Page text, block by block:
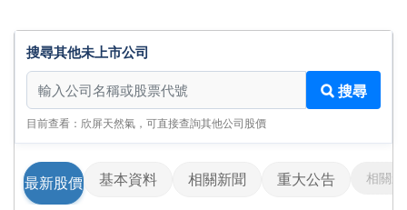
搜尋其他未上市公司
搜尋其他未上市公司
搜尋
目前查看：欣屏天然氣，可直接查詢其他公司股價
最新股價 基本資料 相關新聞 重大公告 相關影